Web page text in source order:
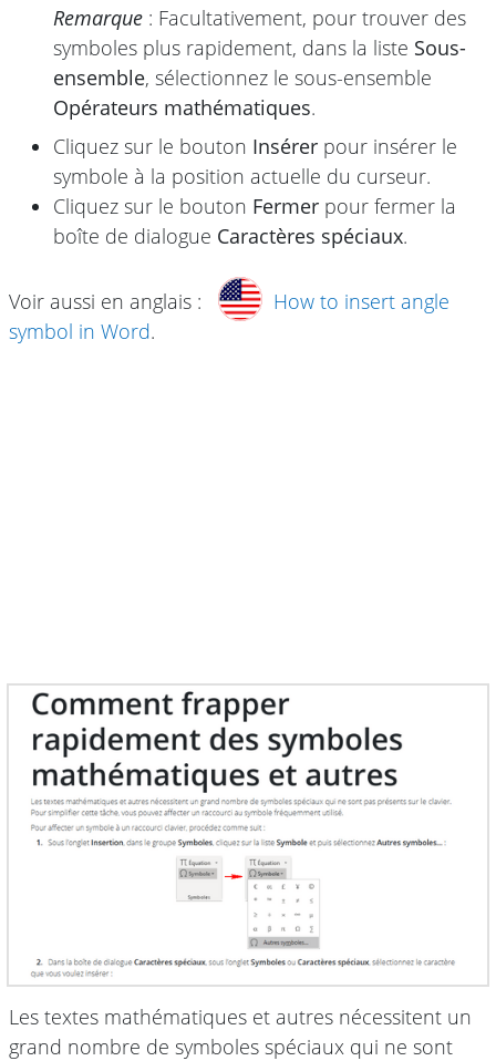
Remarque : Facultativement, pour trouver des
symboles plus rapidement, dans la liste Sous-
ensemble, sélectionnez le sous-ensemble
Opérateurs mathématiques.
Cliquez sur le bouton Insérer pour insérer le
symbole à la position actuelle du curseur.
Cliquez sur le bouton Fermer pour fermer la
boîte de dialogue Caractères spéciaux.
Voir aussi en anglais :
How to insert angle
symbol in Word.
Les textes mathématiques et autres nécessitent un
grand nombre de symboles spéciaux qui ne sont